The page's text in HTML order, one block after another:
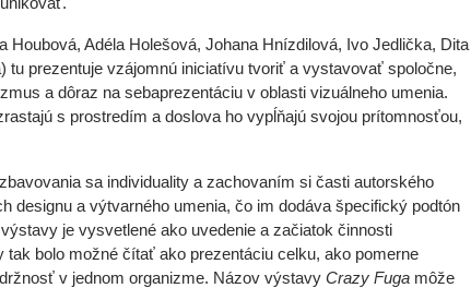
Houbová, Adéla Holešová, Johana Hnízdilová, Ivo Jedlička, Dita
tu prezentuje vzájomnú iniciatívu tvoriť a vystavovať spoločne,
a dôraz na sebaprezentáciu v oblasti vizuálneho umenia.
s prostredím a doslova ho vypĺňajú svojou prítomnosťou,
sa individuality a zachovaním si časti autorského
designu a výtvarného umenia, čo im dodáva špecifický podtón
je vysvetlené ako uvedenie a začiatok činnosti
bolo možné čítať ako prezentáciu celku, ako pomerne
v jednom organizme. Názov výstavy Crazy Fuga môže